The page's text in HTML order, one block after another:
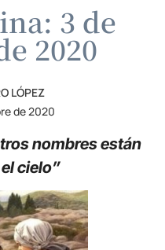
3 de
2020
LÓPEZ
de 2020
nombres están
cielo”